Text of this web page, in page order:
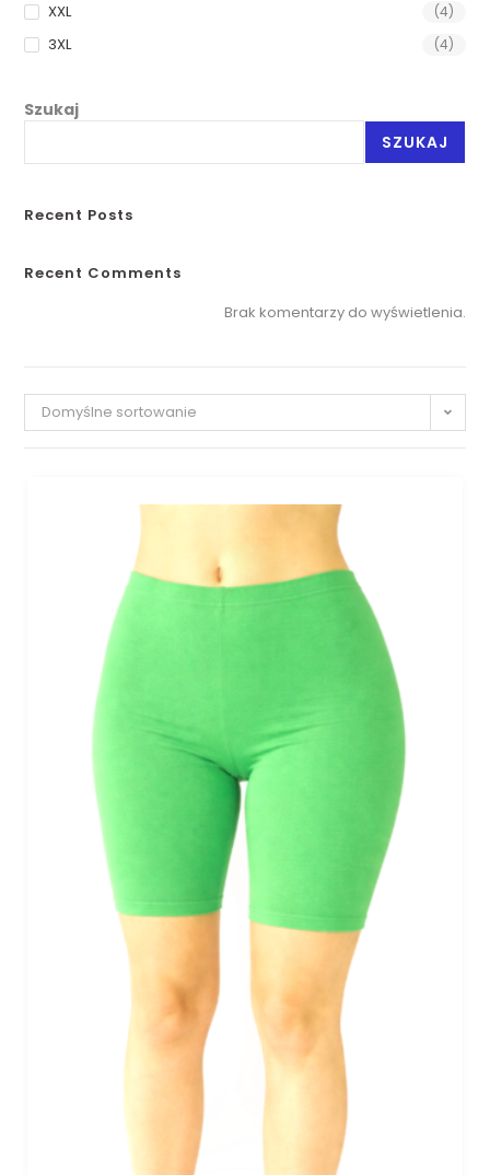
XXL (4)
3XL (4)
Szukaj
SZUKAJ
Recent Posts
Recent Comments
Brak komentarzy do wyświetlenia.
Domyślne sortowanie